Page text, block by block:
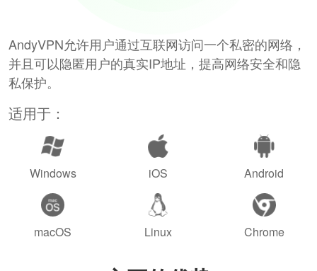
AndyVPN允许用户通过互联网访问一个私密的网络，
并且可以隐匿用户的真实IP地址，提高网络安全和隐
私保护。
适用于：
Windows iOS Android
macOS Linux Chrome